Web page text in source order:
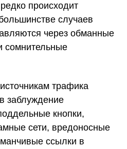
происходит
случаев
через обманные
сомнительные
трафика
заблуждение
кнопки,
сети, вредоносные
ссылки в